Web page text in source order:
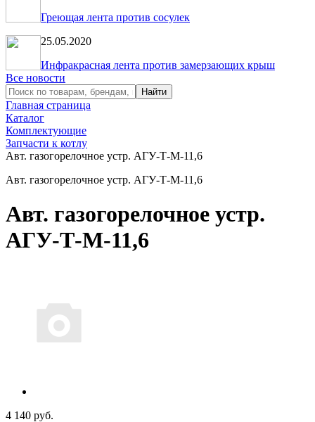
Греющая лента против сосулек
25.05.2020
Инфракрасная лента против замерзающих крыш
Все новости
Главная страница
Каталог
Комплектующие
Запчасти к котлу
Авт. газогорелочное устр. АГУ-Т-М-11,6
Авт. газогорелочное устр. АГУ-Т-М-11,6
Авт. газогорелочное устр.
АГУ-Т-М-11,6
4 140 руб.